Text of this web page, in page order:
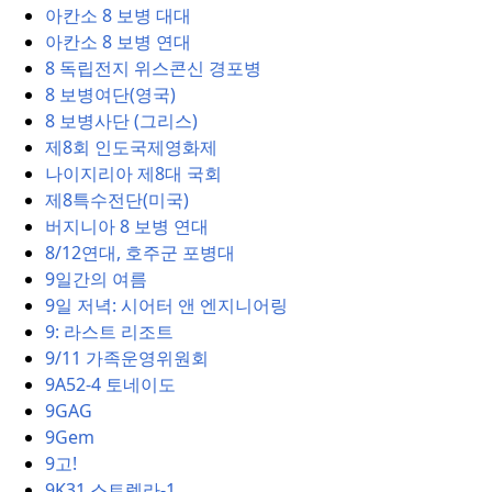
아칸소 8 보병 대대
아칸소 8 보병 연대
8 독립전지 위스콘신 경포병
8 보병여단(영국)
8 보병사단 (그리스)
제8회 인도국제영화제
나이지리아 제8대 국회
제8특수전단(미국)
버지니아 8 보병 연대
8/12연대, 호주군 포병대
9일간의 여름
9일 저녁: 시어터 앤 엔지니어링
9: 라스트 리조트
9/11 가족운영위원회
9A52-4 토네이도
9GAG
9Gem
9고!